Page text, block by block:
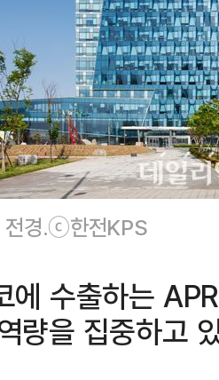
전경.ⓒ한전KPS
에 수출하는
량을 집중하고